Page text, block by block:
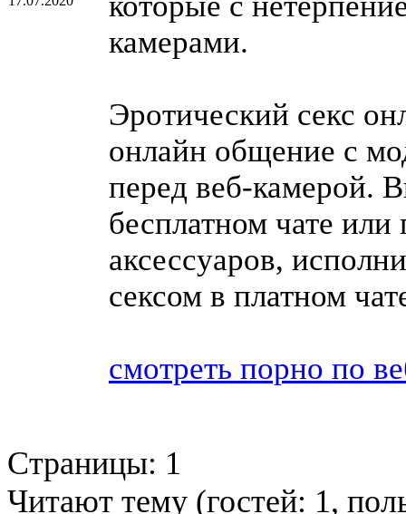
камерами.
Эротический секс
онлайн общение с
перед веб-камерой.
бесплатном чате или
аксессуаров,
сексом в платном
смотреть порно по
Страницы: 1
Читают тему (гостей: 1,